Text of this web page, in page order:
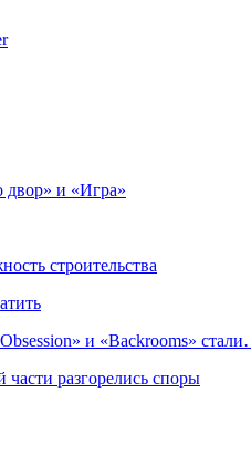
двор» и «Игра»
строительства
и «Backrooms»
разгорелись споры